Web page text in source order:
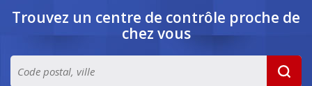
Trouvez un centre de contrôle proche de
chez vous